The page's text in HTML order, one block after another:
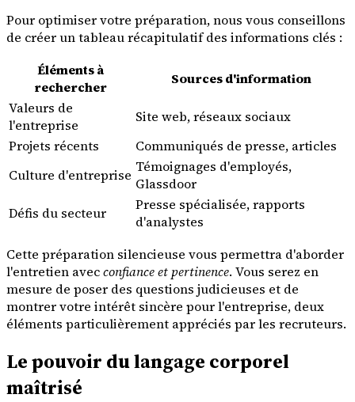
Pour optimiser votre préparation, nous vous conseillons
de créer un tableau récapitulatif des informations clés :
Éléments à
rechercher
Sources d'information
Valeurs de
l'entreprise
Site web, réseaux sociaux
Projets récents
Communiqués de presse, articles
Culture d'entreprise Témoignages d'employés,
Glassdoor
Défis du secteur
Presse spécialisée, rapports
d'analystes
Cette préparation silencieuse vous permettra d'aborder
l'entretien avecconfiance et pertinence. Vous serez en
mesure de poser des questions judicieuses et de
montrer votre intérêt sincère pour l'entreprise, deux
éléments particulièrement appréciés par les recruteurs.
Le pouvoir du langage corporel
maîtrisé